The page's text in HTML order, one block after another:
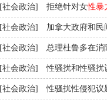
[社会政治] 拒绝针对女性暴
[社会政治] 加拿大政府和民
[社会政治] 总理杜鲁多在消
[社会政治]性骚扰和性骚扰
[社会政治]性骚扰性侵犯议